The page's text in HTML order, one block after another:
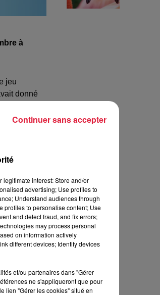
à
jeu
donné
pour
y a
objets à
interest: Store and/or
advertising; Use profiles to
Understand audiences through
profiles to personalise content; Use
and detect fraud, and fix errors;
may process personal
on information actively
different devices; Identify devices
et/ou partenaires dans "Gérer
ne s'appliqueront que pour
lien "Gérer les cookies" situé en
Continuer sans accepter